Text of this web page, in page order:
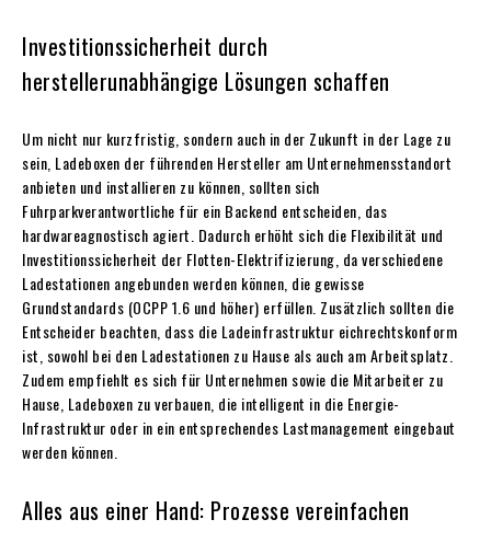
Investitionssicherheit durch
herstellerunabhängige Lösungen schaffen
Um nicht nur kurzfristig, sondern auch in der Zukunft in der Lage zu
sein, Ladeboxen der führenden Hersteller am Unternehmensstandort
anbieten und installieren zu können, sollten sich
Fuhrparkverantwortliche für ein Backend entscheiden, das
hardwareagnostisch agiert. Dadurch erhöht sich die Flexibilität und
Investitionssicherheit der Flotten-Elektrifizierung, da verschiedene
Ladestationen angebunden werden können, die gewisse
Grundstandards (OCPP 1.6 und höher) erfüllen. Zusätzlich sollten die
Entscheider beachten, dass die Ladeinfrastruktur eichrechtskonform
ist, sowohl bei den Ladestationen zu Hause als auch am Arbeitsplatz.
Zudem empfiehlt es sich für Unternehmen sowie die Mitarbeiter zu
Hause, Ladeboxen zu verbauen, die intelligent in die Energie-
Infrastruktur oder in ein entsprechendes Lastmanagement eingebaut
werden können.
Alles aus einer Hand: Prozesse vereinfachen